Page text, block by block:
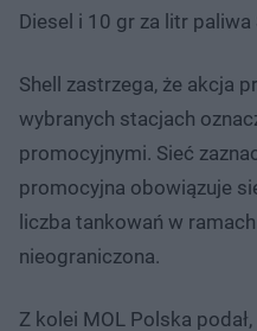
Diesel i 10 gr za litr paliwa
Shell zastrzega, że akcja
wybranych stacjach
promocyjnymi. Sieć
promocyjna obowiązuje
liczba tankowań w
nieograniczona.
Z kolei MOL Polska